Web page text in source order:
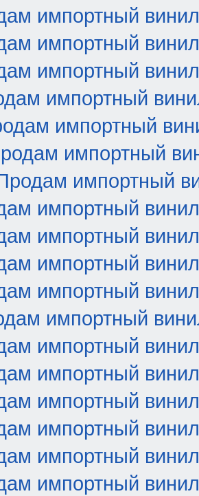
импортный винил
импортный винил
импортный винил
импортный
импортный
импортный
импортный
импортный винил
импортный винил
импортный винил
импортный винил
импортный
импортный винил
импортный винил
импортный винил
импортный винил
импортный винил
импортный винил